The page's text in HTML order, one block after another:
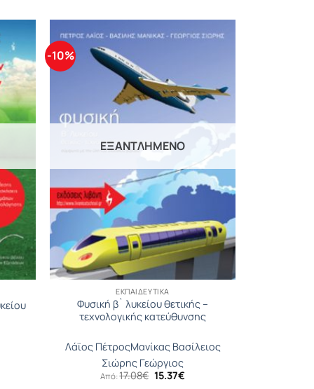
-10%
ΕΞΑΝΤΛΗΜΈΝΟ
ΕΚΠΑΙΔΕΥΤΙΚΆ
Φυσική β` λυκείου θετικής –
τεχνολογικής κατεύθυνσης
Λάϊος ΠέτροςΜανίκας Βασίλειος
Σιώρης Γεώργιος
Από:17.08€ Original
price
15.37€Η